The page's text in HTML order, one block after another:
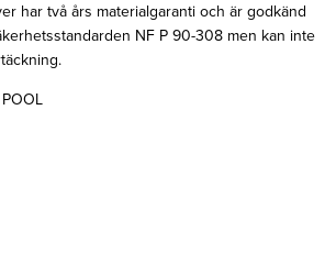
har två års materialgaranti och är godkänd
NF P 90-308 men kan inte